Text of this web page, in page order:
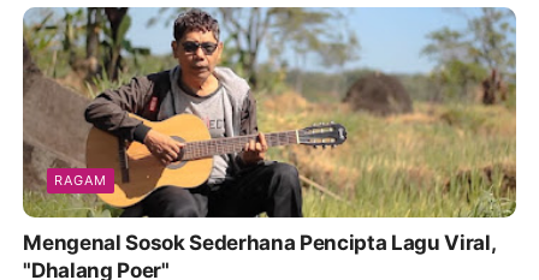
RAGAM
Mengenal Sosok Sederhana Pencipta Lagu Viral,
"Dhalang Poer"